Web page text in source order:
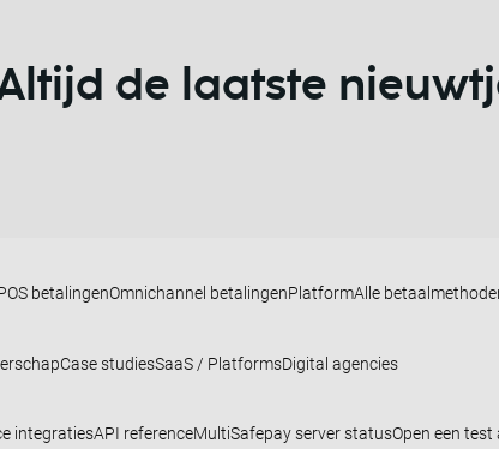
de laatste
betalingenOmnichannel betalingenPlatformAlle
Case studiesSaaS / PlatformsDigital agencies
integratiesAPI referenceMultiSafepay server statusOpen een